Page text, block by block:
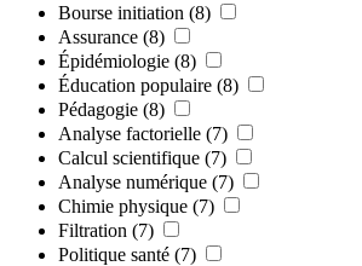
Bourse initiation (8)
Assurance (8)
Épidémiologie (8)
Éducation populaire (8)
Pédagogie (8)
Analyse factorielle (7)
Calcul scientifique (7)
Analyse numérique (7)
Chimie physique (7)
Filtration (7)
Politique santé (7)